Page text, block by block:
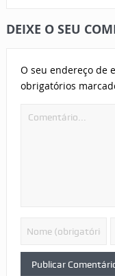
DEIXE O SEU
O seu endereço de
obrigatórios